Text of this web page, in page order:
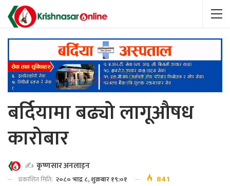
बर्दियामा बढ्यो लागूऔषध
कारोबार
✍️ कृष्णसार अनलाइन
प्रकाशित मिति: २०८० भाद्र ८, शुक्रबार १९:०१ 841